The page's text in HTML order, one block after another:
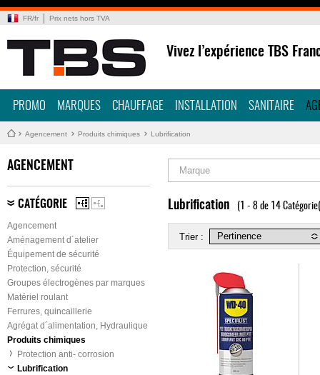
FR/fr Prix nets hors TVA
Vivez l’expérience TBS
PROMO MARQUES CHAUFFAGE INSTALLATION SANITAIRE
Agencement Produits chimiques Lubrification
AGENCEMENT
CATÉGORIE
Agencement
Aménagement d´atelier
Équipement de sécurité
Protection, sécurité
Groupes électrogènes par marques
Matériel roulant
Ferrures, quincaillerie
Agrégat d´alimentation, Hydraulique
Produits chimiques
Protection anti- corrosion
Lubrification
Marque
Lubrification (1 - 8 de 14
Trier :